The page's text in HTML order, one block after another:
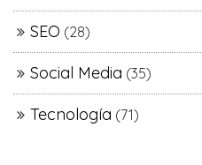
SEO (28)
Social Media (35)
Tecnología (71)